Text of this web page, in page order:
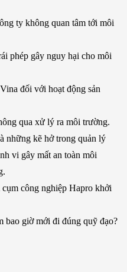
ty không quan tâm tới môi
phép gây nguy hại cho môi
đối với hoạt động sản
qua xử lý ra môi trường.
những kẽ hở trong quản lý
vi gây mất an toàn môi
công nghiệp Hapro khởi
giờ mới đi đúng quỹ đạo?